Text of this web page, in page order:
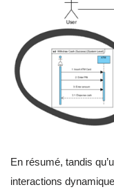
En résumé, tandis
interactions